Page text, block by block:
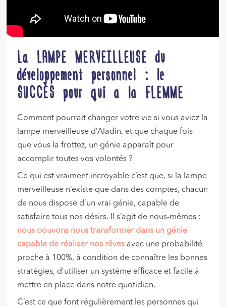
La LAMPE MERVEILLEUSE du
développement personnel : le
SUCCÈS pour qui a la FLEMME
Comment pourrait changer votre vie si vous aviez la
lampe merveilleuse d’Aladin, et que chaque fois
que vous la frottez, un génie apparaît pour
accomplir toutes vos volontés ?
Ce qui est vraiment incroyable c’est que, si la lampe
merveilleuse n’existe que dans des comptes, chacun
de nous dispose d’un vrai génie, capable de
satisfaire tous nos désirs. Il s’agit de nous-mêmes :
nous pouvons nous transformer dans un génie
capable de réaliser nos rêves avec une probabilité
proche à 100%, à condition de connaître les bonnes
stratégies, d’utiliser un système efficace et facile à
mettre en place dans notre quotidien.
C’est ce que font régulièrement les personnes qui